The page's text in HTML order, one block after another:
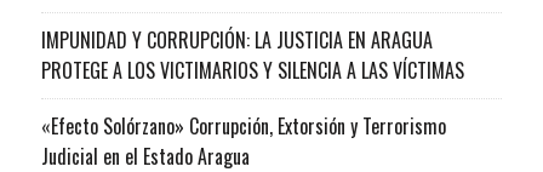
IMPUNIDAD Y CORRUPCIÓN: LA JUSTICIA EN ARAGUA
PROTEGE A LOS VICTIMARIOS Y SILENCIA A LAS VÍCTIMAS
«Efecto Solórzano» Corrupción, Extorsión y Terrorismo
Judicial en el Estado Aragua